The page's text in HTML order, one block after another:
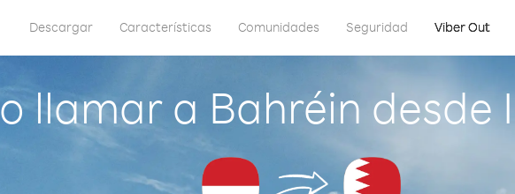
Descargar Características Comunidades Seguridad Viber Out
llamar a Bahréin desde